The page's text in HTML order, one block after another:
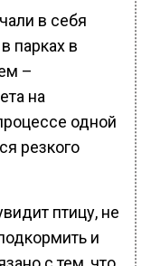
в себя
парках в
–
на
одной
резкого
птицу, не
и